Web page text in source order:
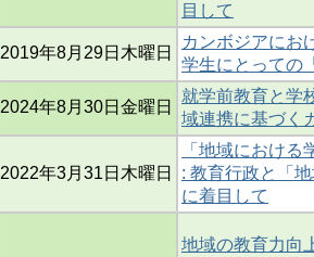
目して
2019年8月29日木曜日
カンボジアにお
学生にとっての
2024年8月30日金曜日
就学前教育と学
域連携に基づく
2022年3月31日木曜日
「地域におけ
: 教育行政と「
に着目して
地域の教育力向